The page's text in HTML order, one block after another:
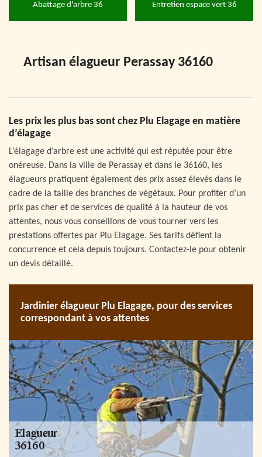
Abattage d'arbre 36 Entretien espace vert 36
Artisan élagueur Perassay 36160
Les prix les plus bas sont chez Plu Elagage en matière
d’élagage
L’élagage d’arbre est une activité qui est réputée pour être
onéreuse. Dans la ville de Perassay et dans le 36160, les
élagueurs pratiquent également des prix assez élevés dans le
cadre de la taille des branches de végétaux. Pour profiter d’un
prix pas cher et de services de qualité à la hauteur de vos
attentes, nous vous conseillons de vous tourner vers les
prestations offertes par Plu Elagage. Ses tarifs défient la
concurrence et cela depuis toujours. Contactez-le pour obtenir
un devis détaillé.
Jardinier élagueur Plu Elagage, pour des services
correspondant à vos attentes